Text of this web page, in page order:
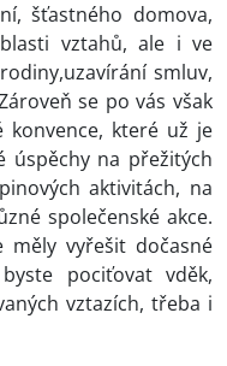
šťastného domova,
vztahů, ale i ve
smluv,
se po vás však
konvence, které už je
úspěchy na přežitých
aktivitách, na
společenské akce.
vyřešit dočasné
pociťovat vděk,
vztazích, třeba i